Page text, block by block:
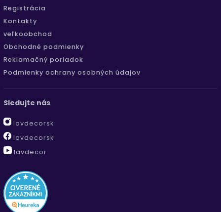
Registrácia
Kontakty
veľkoobchod
Obchodné podmienky
Reklamačný poriadok
Podmienky ochrany osobných údajov
Sledujte nás
lavdecorsk
lavdecorsk
lavdecor